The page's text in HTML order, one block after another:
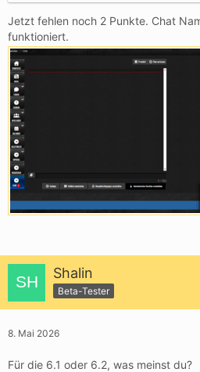
Jetzt fehlen noch 2 Punkte. Chat
funktioniert.
Shalin
Beta-Tester
8. Mai 2026
Für die 6.1 oder 6.2, was meinst du?